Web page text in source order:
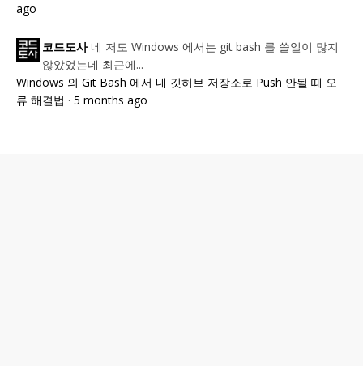
ago
코드도사 네 저도 Windows 에서는 git bash 를 쓸일이 많지
않았었는데 최근에...
Windows 의 Git Bash 에서 내 깃허브 저장소로 Push 안될 때 오
류 해결법 · 5 months ago